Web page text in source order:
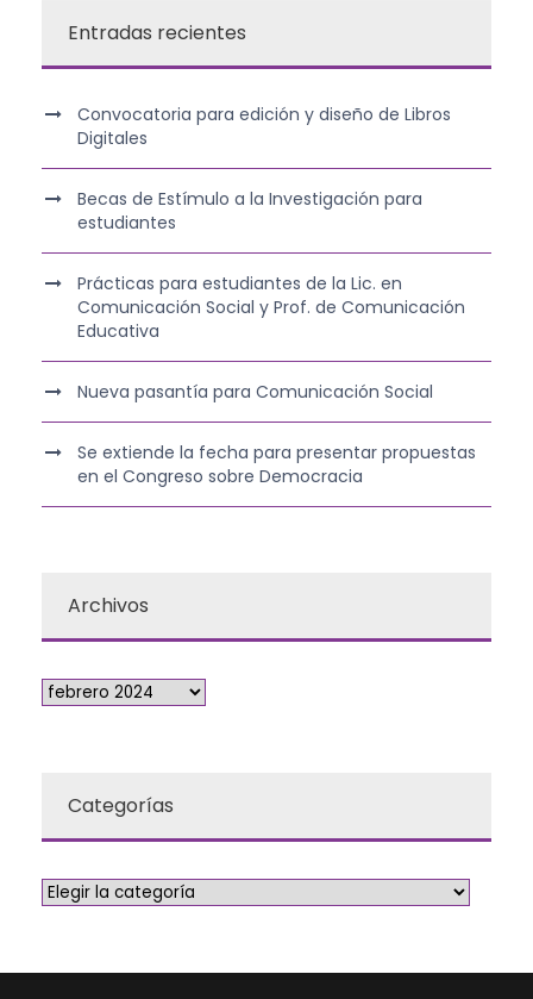
Entradas recientes
Convocatoria para edición y diseño de Libros
Digitales
Becas de Estímulo a la Investigación para
estudiantes
Prácticas para estudiantes de la Lic. en
Comunicación Social y Prof. de Comunicación
Educativa
Nueva pasantía para Comunicación Social
Se extiende la fecha para presentar propuestas
en el Congreso sobre Democracia
Archivos
Categorías